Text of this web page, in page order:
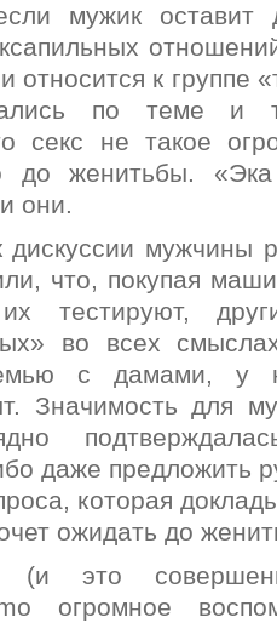
мужик оставит
относится к группе
по теме и
секс не такое
до женитьбы.
они.
мужчины
что, покупая
тестируют,
во всех
с дамами, у
Значимость для
даже предложить
которая
ожидать до
(и это
огромное